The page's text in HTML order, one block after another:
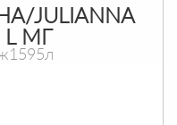
JULIANNA
МГ